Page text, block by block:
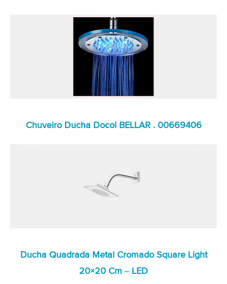
Chuveiro Ducha Docol BELLAR . 00669406
Ducha Quadrada Metal Cromado Square Light
20×20 Cm – LED